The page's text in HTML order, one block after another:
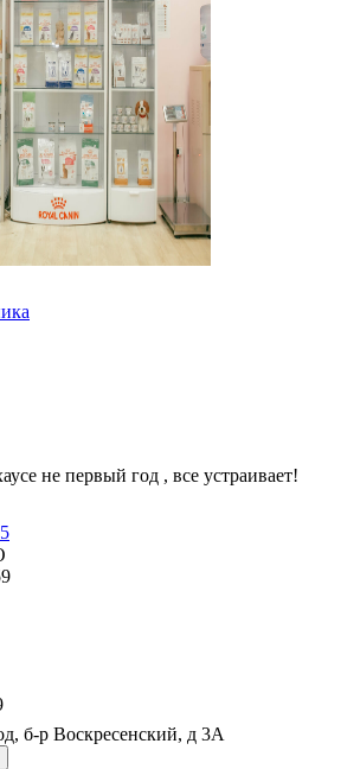
не первый год , все устраивает!
5
б-р Воскресенский, д 3А